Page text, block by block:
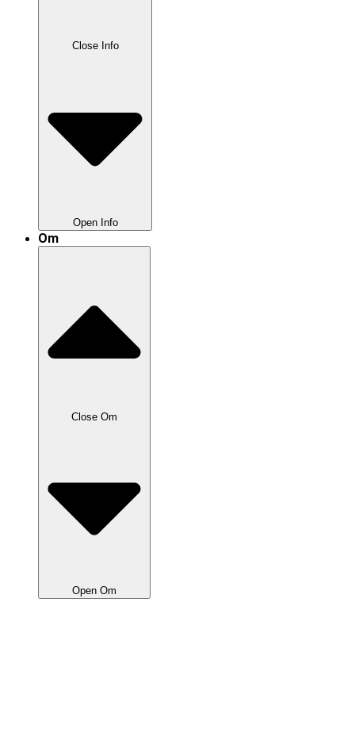
Close Info
Open Info
Inden Køreprøven
Om
Close Om
Open Om